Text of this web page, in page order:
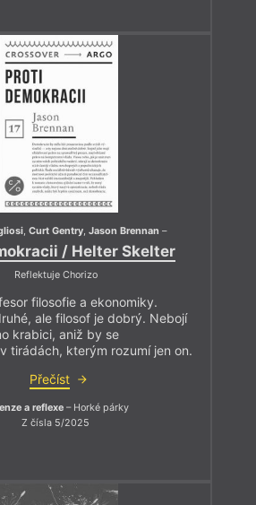
, Curt Gentry, Jason Brennan –
/ Helter Skelter
Reflektuje Chorizo
filosofie a ekonomiky.
ale filosof je dobrý. Nebojí
krabici, aniž by se
tirádách, kterým rozumí jen on.
Přečíst
a reflexe – Horké párky
Z čísla 5/2025